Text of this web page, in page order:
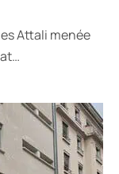
Attali menée